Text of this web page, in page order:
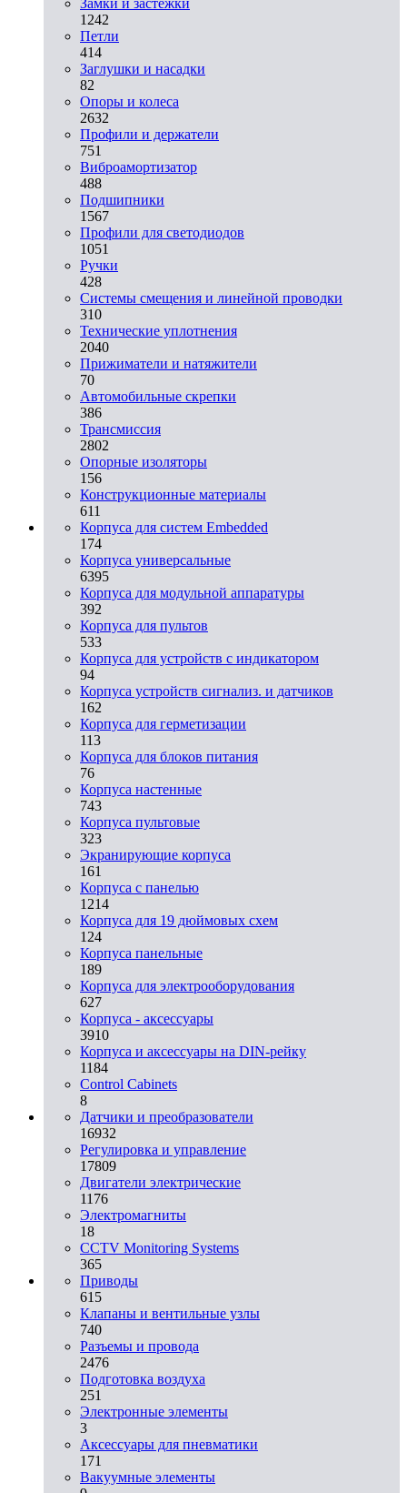
1242
Петли
414
Заглушки и насадки
82
Опоры и колеса
2632
Профили и держатели
751
Виброамортизатор
488
Подшипники
1567
Профили для светодиодов
1051
Ручки
428
Системы смещения и линейной проводки
310
Технические уплотнения
2040
Прижиматели и натяжители
70
Автомобильные скрепки
386
Трансмиссия
2802
Опорные изоляторы
156
Конструкционные материалы
611
Корпуса для систем Embedded
174
Корпуса универсальные
6395
Корпуса для модульной аппаратуры
392
Корпуса для пультов
533
Корпуса для устройств с индикатором
94
Корпуса устройств сигнализ. и датчиков
162
Корпуса для герметизации
113
Корпуса для блоков питания
76
Корпуса настенные
743
Корпуса пультовые
323
Экранирующие корпуса
161
Корпуса с панелью
1214
Корпуса для 19 дюймовых схем
124
Корпуса панельные
189
Корпуса для электрооборудования
627
Корпуса - аксессуары
3910
Корпуса и аксессуары на DIN-рейку
1184
Control Cabinets
8
Датчики и преобразователи
16932
Регулировка и управление
17809
Двигатели электрические
1176
Электромагниты
18
CCTV Monitoring Systems
365
Приводы
615
Клапаны и вентильные узлы
740
Разъемы и провода
2476
Подготовка воздуха
251
Электронные элементы
3
Аксессуары для пневматики
171
Вакуумные элементы